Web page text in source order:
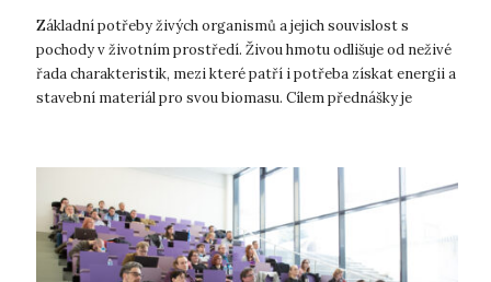
Základní potřeby živých organismů a jejich souvislost s
pochody v životním prostředí. Živou hmotu odlišuje od neživé
řada charakteristik, mezi které patří i potřeba získat energii a
stavební materiál pro svou biomasu. Cílem přednášky je